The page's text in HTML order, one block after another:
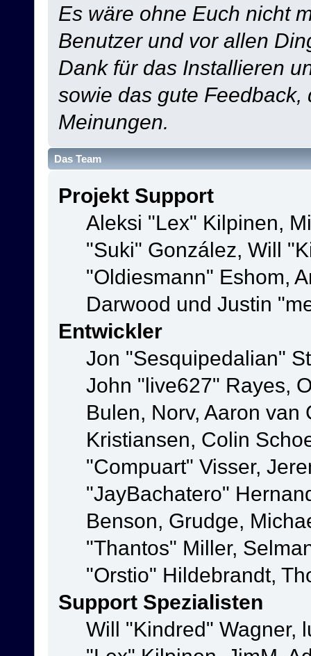
Es wäre ohne Euch nicht
Benutzer und vor allen
Dank für das Installieren
sowie das gute
Meinungen.
Das Team
Projekt Support
Aleksi "Lex" Kilpinen,
"Suki" González, Will
"Oldiesmann" Eshom,
Darwood und Justin
Entwickler
Jon "Sesquipedalian"
John "live627" Rayes,
Bulen, Norv, Aaron van
Kristiansen, Colin
"Compuart" Visser,
"JayBachatero"
Benson, Grudge,
"Thantos" Miller,
"Orstio" Hildebrandt,
Support Spezialisten
Will "Kindred" Wagner,